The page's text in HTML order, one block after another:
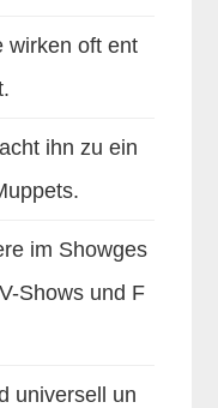
wirken oft ent
ihn zu ein
im Showges
Shows und F
universell un